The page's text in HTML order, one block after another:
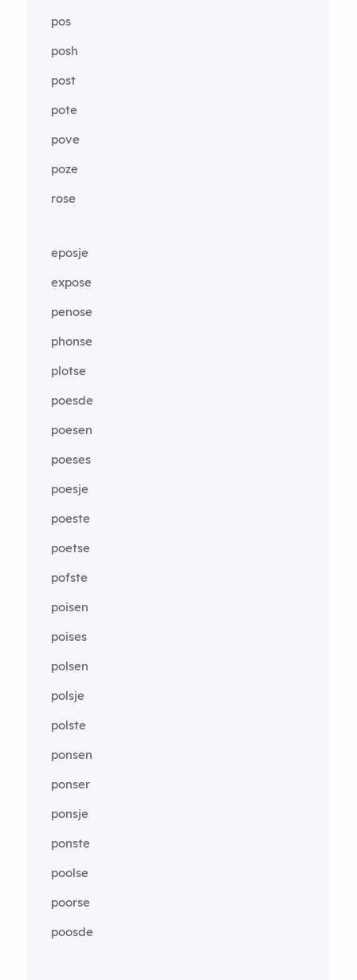
pos
posh
post
pote
pove
poze
rose
eposje
expose
penose
phonse
plotse
poesde
poesen
poeses
poesje
poeste
poetse
pofste
poisen
poises
polsen
polsje
polste
ponsen
ponser
ponsje
ponste
poolse
poorse
poosde